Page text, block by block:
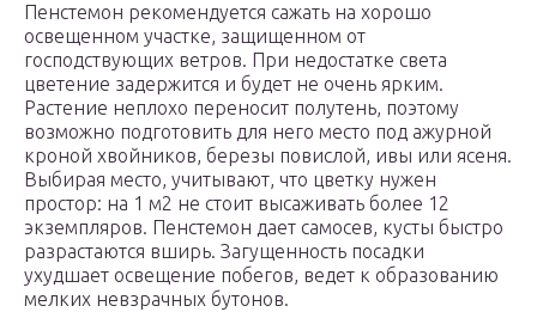
Пенстемон рекомендуется сажать на хорошо
освещенном участке, защищенном от
господствующих ветров. При недостатке света
цветение задержится и будет не очень ярким.
Растение неплохо переносит полутень, поэтому
возможно подготовить для него место под ажурной
кроной хвойников, березы повислой, ивы или ясеня.
Выбирая место, учитывают, что цветку нужен
простор: на 1 м2 не стоит высаживать более 12
экземпляров. Пенстемон дает самосев, кусты быстро
разрастаются вширь. Загущенность посадки
ухудшает освещение побегов, ведет к образованию
мелких невзрачных бутонов.